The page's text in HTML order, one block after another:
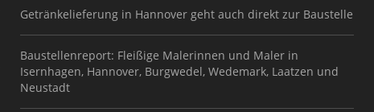
Getränkelieferung in Hannover geht auch direkt zur Baustelle
Baustellenreport: Fleißige Malerinnen und Maler in
Isernhagen, Hannover, Burgwedel, Wedemark, Laatzen und
Neustadt